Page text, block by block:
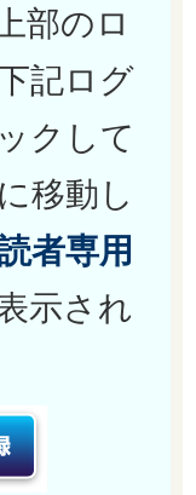
部のロ
記ログ
クして
移動し
者専用
示され